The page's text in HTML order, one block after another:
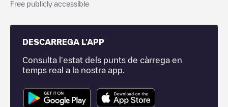
Free publicly accessible
DESCARREGA L'APP
Consulta l'estat dels punts de càrrega en
temps real a la nostra app.